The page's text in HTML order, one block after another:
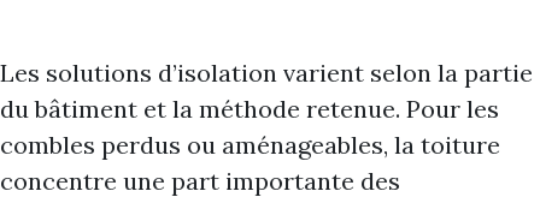
Les solutions d’isolation varient selon la partie
du bâtiment et la méthode retenue. Pour les
combles perdus ou aménageables, la toiture
concentre une part importante des